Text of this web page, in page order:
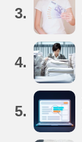
3.
4.
5.